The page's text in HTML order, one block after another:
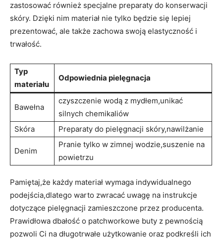
zastosować również specjalne preparaty do konserwacji
skóry. Dzięki nim materiał nie tylko będzie się lepiej
prezentować, ale także zachowa swoją elastyczność i
trwałość.
Typ
materiału
Odpowiednia pielęgnacja
Bawełna
czyszczenie wodą z mydłem,unikać
silnych chemikaliów
Skóra
Preparaty do pielęgnacji skóry,nawilżanie
Denim
Pranie tylko w zimnej wodzie,suszenie na
powietrzu
Pamiętaj,że każdy materiał wymaga indywidualnego
podejścia,dlatego warto zwracać uwagę na instrukcje
dotyczące pielęgnacji zamieszczone przez producenta.
Prawidłowa dbałość o patchworkowe buty z pewnością
pozwoli Ci na długotrwałe użytkowanie oraz podkreśli ich